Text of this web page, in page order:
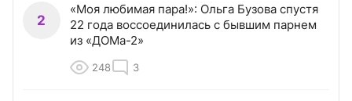
2
«Моя любимая пара!»: Ольга Бузова спустя
22 года воссоединилась с бывшим парнем
из «ДОМа-2»
248 3